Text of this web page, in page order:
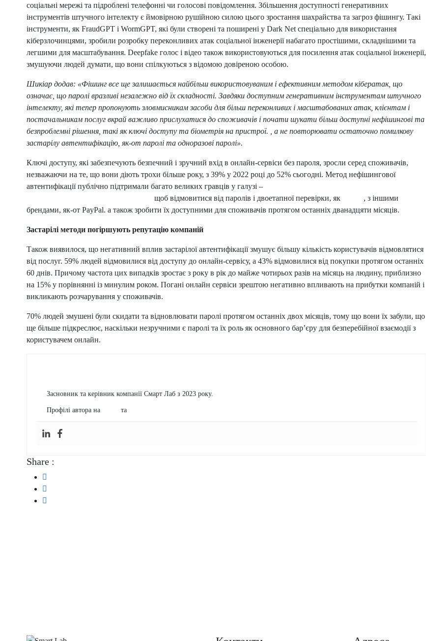
соціальні мережі та підроблені телефонні чи голосові повідомлення. Збільшення доступності генеративних
інструментів штучного інтелекту є ймовірною рушійною силою цього зростання шахрайства та загроз фішингу. Такі
інструменти, як FraudGPT і WormGPT, які були створені та поширені у Dark Net спеціально для використання
кіберзлочинцями, зробили розробку переконливих атак соціальної інженерії набагато простішими, складнішими та
легшими для масштабування. Deepfake голос і відео також використовуються для посилення атак соціальної інженерії,
змушуючи людей думати, що вони спілкуються з відомою довіреною особою.
Шикіар додав: «Фішинг все ще залишається найбільш використовуваним і ефективним методом кібератак, що
означає, що паролі вразливі незалежно від їх складності. Завдяки доступним генеративним інструментам штучного
інтелекту, які тепер пропонують зловмисникам засоби для більш переконливих і масштабованих атак, клієнтам і
постачальникам послуг вкрай важливо прислухатися до споживачів і почати шукати більш доступні нефішингові та
безпроблемні рішення, такі як ключі доступу та біометрія на пристрої. , а не повторювати остаточно помилкову
застарілу автентифікацію, як-от паролі та одноразові паролі».
Ключі доступу, які забезпечують безпечний і зручний вхід в онлайн-сервіси без пароля, зросли серед споживачів,
незважаючи на те, що вони діють трохи більше року, з 39% у 2022 році до 52% сьогодні. Метод нефішингової
автентифікації публічно підтримали багато великих гравців у галузі –
щоб відмовитися від паролів і двоетапної перевірки, як
, з іншими
брендами, як-от PayPal. а також зробити їх доступними для споживачів протягом останніх дванадцяти місяців.
Застарілі методи погіршують репутацію компаній
Також виявилося, що негативний вплив застарілої автентифікації змушує більшу кількість користувачів відмовлятися
від послуг. 59% людей відмовилися від доступу до онлайн-сервісу, а 43% відмовилися від покупки протягом останніх
60 днів. Причому частота цих випадків зростає з року в рік до майже чотирьох разів на місяць на людину, приблизно
на 15% у порівнянні із минулим роком. Погані онлайн сервіси зрештою негативно впливають на прибутки компаній і
викликають розчарування у споживачів.
70% людей змушені були скидати та відновлювати паролі протягом останніх двох місяців, тому що вони їх забули, що
ще більше підкреслює, наскільки незручними є паролі та їх роль як основного бар’єру для безперебійної взаємодії з
користувачем онлайн.
Засновник та керівник компанії Смарт Лаб з 2023 року.
Профілі автора на та
Share :